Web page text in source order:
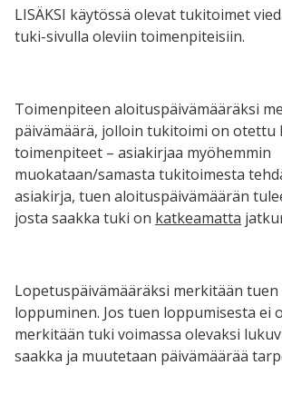
LISÄKSI käytössä olevat tukitoimet
tuki-sivulla oleviin toimenpiteisiin.
Toimenpiteen aloituspäivämääräksi
päivämäärä, jolloin tukitoimi on otettu
toimenpiteet – asiakirjaa myöhemmin
muokataan/samasta tukitoimesta
asiakirja, tuen aloituspäivämäärän
josta saakka tuki on katkeamatta
Lopetuspäivämääräksi merkitään
loppuminen. Jos tuen loppumisesta ei
merkitään tuki voimassa olevaksi
saakka ja muutetaan päivämäärää